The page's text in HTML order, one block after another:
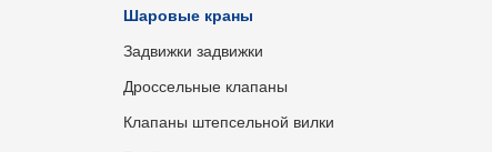
Шаровые краны
Задвижки задвижки
Дроссельные клапаны
Клапаны штепсельной вилки